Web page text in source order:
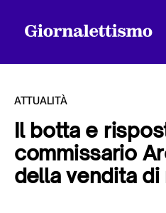
Tutti gli articoli
ATTUALITÀ
Il botta e
commissario
della vendita